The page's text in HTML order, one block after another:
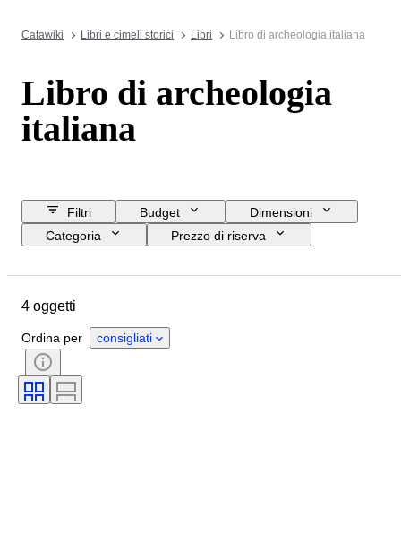
Catawiki Libri e cimeli storici Libri Libro di archeologia italiana
Libro di archeologia
italiana
Filtri Budget
Dimensioni
Categoria
Prezzo di riserva
Soggetto
Edizione
Lingua
4 oggetti
Ordina per consigliati